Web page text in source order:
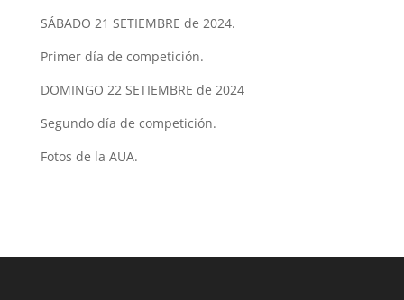
SÁBADO 21 SETIEMBRE de 2024.
Primer día de competición.
DOMINGO 22 SETIEMBRE de 2024
Segundo día de competición.
Fotos de la AUA.